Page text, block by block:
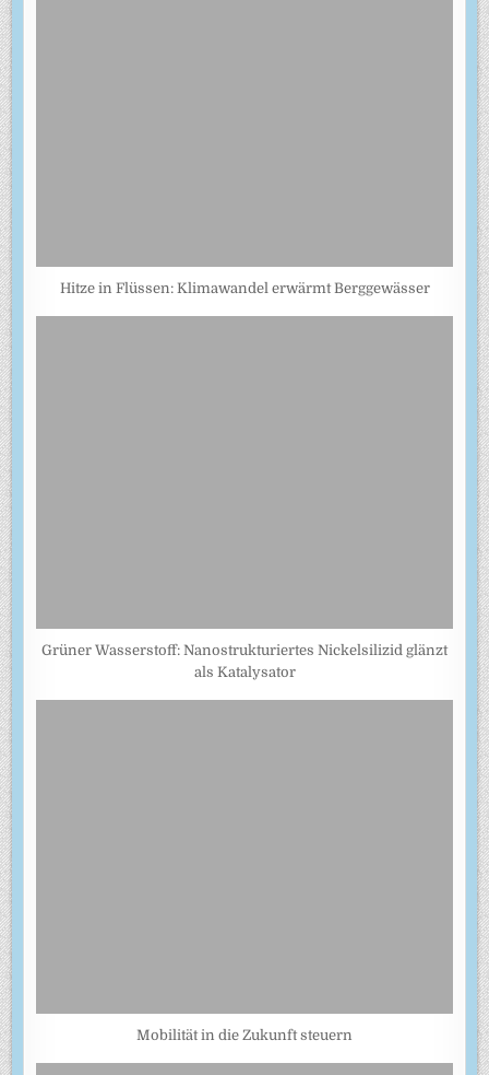
Hitze in Flüssen: Klimawandel erwärmt Berggewässer
Grüner Wasserstoff: Nanostrukturiertes Nickelsilizid glänzt
als Katalysator
Mobilität in die Zukunft steuern